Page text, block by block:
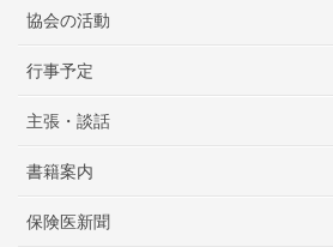
協会の活動
行事予定
主張・談話
書籍案内
保険医新聞